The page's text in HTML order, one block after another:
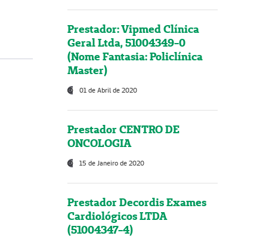
Prestador: Vipmed Clínica
Geral Ltda, 51004349-0
(Nome Fantasia: Policlínica
Master)
01 de Abril de 2020
Prestador CENTRO DE
ONCOLOGIA
15 de Janeiro de 2020
Prestador Decordis Exames
Cardiológicos LTDA
(51004347-4)